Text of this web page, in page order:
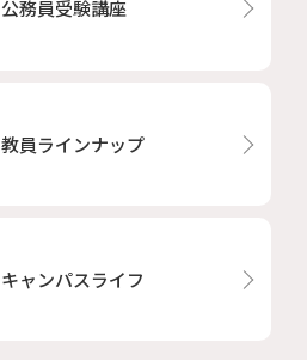
公務員受験講座
教員ラインナップ
キャンパスライフ